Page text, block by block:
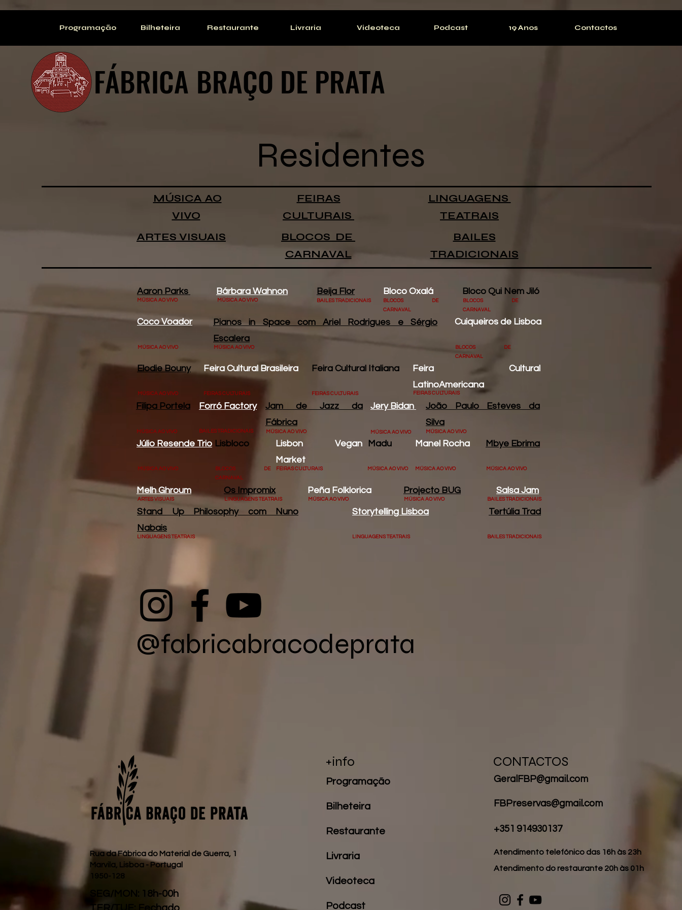
Programação Bilheteira Restaurante Livraria Videoteca Podcast 19 Anos Contactos
FÁBRICA BRAÇO DE PRATA
Residentes
MÚSICA AO
VIVO
FEIRAS
CULTURAIS
LINGUAGENS
TEATRAIS
ARTES VISUAIS
BLOCOS DE
CARNAVAL
BAILES
TRADICIONAIS
Aaron Parks
MÚSICA AO VIVO
Coco Voador
Elodie Bouny
MÚSICA AO VIVO
MÚSICA AO VIVO
Bárbara Wahnon
MÚSICA AO VIVO
Beija Flor Bloco Oxalá Bloco Qui Nem Jiló
Pianos in Space com Ariel Rodrigues e Sérgio
Escalera
Cuiqueiros de Lisboa
Feira Cultural Brasileira Feira Cultural Italiana
Feira Cultural
LatinoAmericana
MÚSICA AO VIVO
BAILES TRADICIONAIS
BLOCOS DE
CARNAVAL
BLOCOS DE
CARNAVAL
BLOCOS DE
CARNAVAL
FEIRAS CULTURAIS FEIRAS CULTURAIS FEIRAS CULTURAIS
Filipa Portela Forró Factory
Júlio Resende Trio Lisbloco
MÚSICA AO VIVO
MÚSICA AO VIVO
Jam de Jazz da
Fábrica
Lisbon Vegan
Market
MÚSICA AO VIVO
BAILES TRADICIONAIS
BLOCOS DE
CARNAVAL
FEIRAS CULTURAIS
Jery Bidan
João Paulo Esteves da
Silva
Madu Manel Rocha Mbye Ebrima
MÚSICA AO VIVO MÚSICA AO VIVO
MÚSICA AO VIVO MÚSICA AO VIVO MÚSICA AO VIVO
Melh Ghroum
ARTES VISUAIS
Os Impromix
LINGUAGENS TEATRAIS
Stand Up Philosophy com Nuno
Nabais
LINGUAGENS TEATRAIS
Peña Folklorica
MÚSICA AO VIVO
Projecto BUG
MÚSICA AO VIVO
Storytelling Lisboa
LINGUAGENS TEATRAIS
Salsa Jam
BAILES TRADICIONAIS
Tertúlia Trad
BAILES TRADICIONAIS
@fabricabracodeprata
Rua da Fábrica do Material de Guerra, 1
Marvila, Lisboa - Portugal
1950-128
SEG/MON: 18h-00h
TER/TUE: Fechado
+info
Programação
Bilheteira
Restaurante
Livraria
Videoteca
Podcast
CONTACTOS
GeralFBP@gmail.com
FBPreservas@gmail.com
+351 914930137
Atendimento telefónico das 16h às 23h
Atendimento do restaurante 20h às 01h